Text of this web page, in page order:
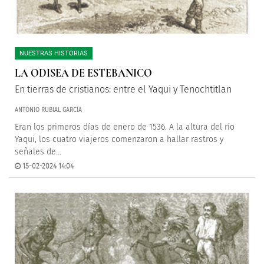
NUESTRAS HISTORIAS
LA ODISEA DE ESTEBANICO
En tierras de cristianos: entre el Yaqui y Tenochtitlan
ANTONIO RUBIAL GARCÍA
Eran los primeros días de enero de 1536. A la altura del río
Yaqui, los cuatro viajeros comenzaron a hallar rastros y
señales de...
15-02-2024 14:04